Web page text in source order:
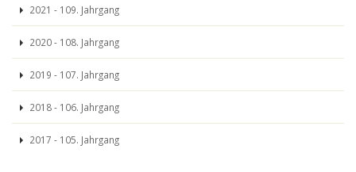
2021 - 109. Jahrgang
2020 - 108. Jahrgang
2019 - 107. Jahrgang
2018 - 106. Jahrgang
2017 - 105. Jahrgang